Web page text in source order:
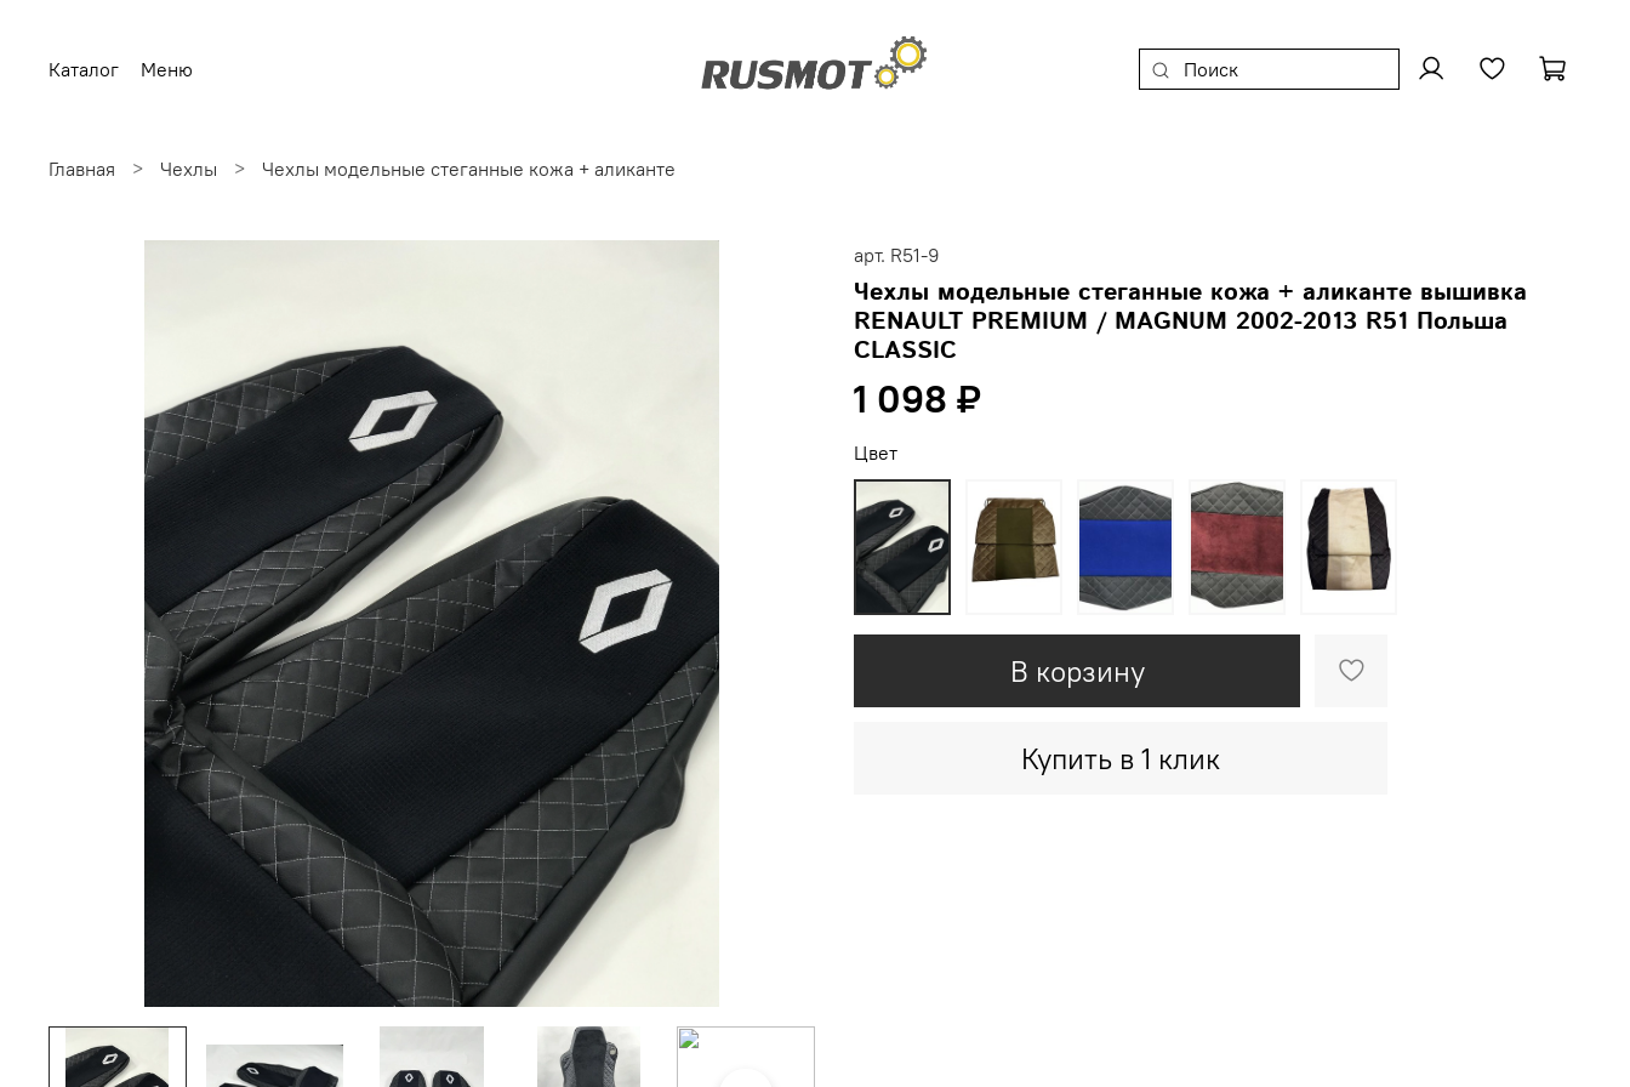
Каталог Меню
Главная Чехлы Чехлы модельные стеганные кожа + аликанте
арт. R51-9
Чехлы модельные стеганные кожа + аликанте вышивка
RENAULT PREMIUM / MAGNUM 2002-2013 R51 Польша
CLASSIC
1 098 ₽
В корзину
Купить в 1 клик
Цвет